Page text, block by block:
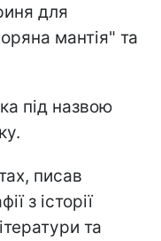
для
мантія" та
під назвою
писав
з історії
та